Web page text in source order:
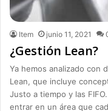
Item junio 11, 2021
¿Gestión Lean?
Ya hemos analizado con
Lean, que incluye
Justo a tiempo y las
entrar en un área que